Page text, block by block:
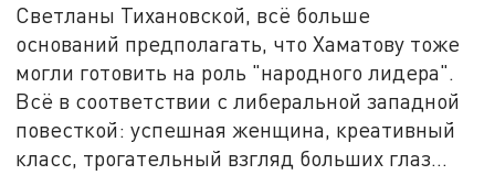
Светланы Тихановской, всё больше
оснований предполагать, что Хаматову тоже
могли готовить на роль "народного лидера".
Всё в соответствии с либеральной западной
повесткой: успешная женщина, креативный
класс, трогательный взгляд больших глаз…